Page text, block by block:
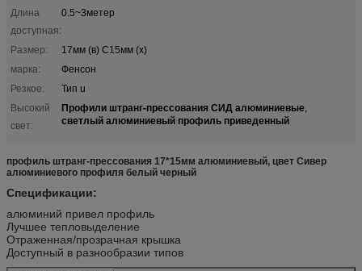
Длина
доступная:
0.5~3метер
Размер:
17мм (в) С15мм (х)
марка:
Фенсон
Резкое:
Тип u
Высокий
свет:
Профили штранг-прессования СИД алюминиевые,
светлый алюминиевый профиль приведенный
профиль штранг-прессования 17*15мм алюминиевый, цвет Сивер
алюминиевого профиля белый черный
Спецификации:
алюминий привел профиль
Лучшее тепловыделение
Отраженная/прозрачная крышка
Доступный в разнообразии типов